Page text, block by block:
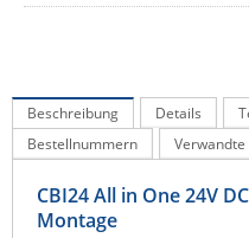
Netio
Panorama Antennas
Power Kingdom
Beschreibung Details
Bestellnummern
Verwandte
CBI24 All in One 24V
Montage